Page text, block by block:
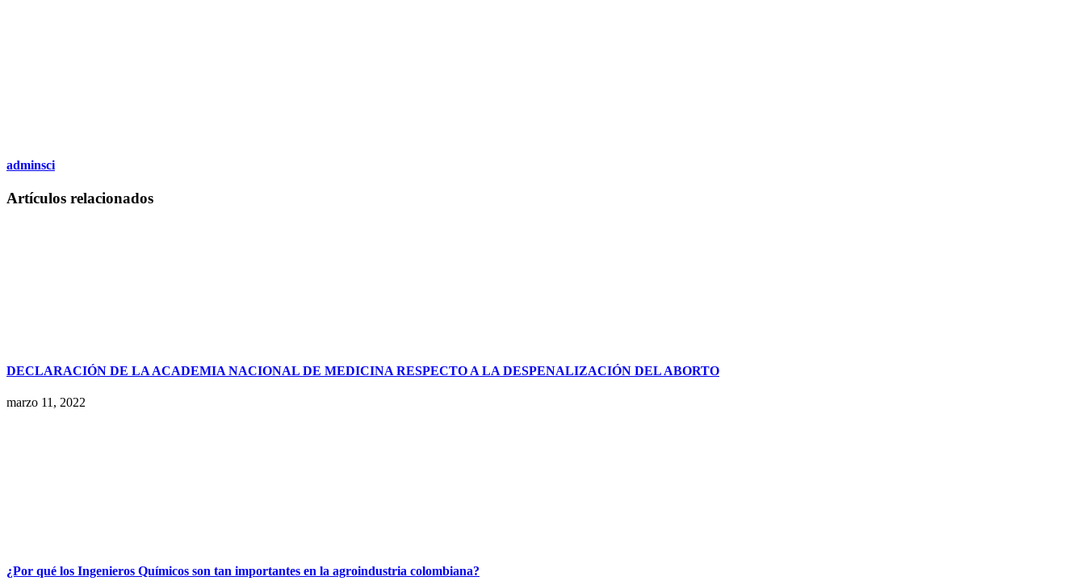
adminsci
Artículos relacionados
DECLARACIÓN DE LA ACADEMIA NACIONAL DE MEDICINA RESPECTO A LA DESPENALIZACIÓN DEL ABORTO
marzo 11, 2022
¿Por qué los Ingenieros Químicos son tan importantes en la agroindustria colombiana?